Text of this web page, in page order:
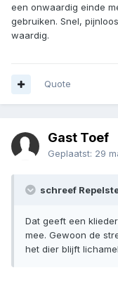
een onwaardig einde
gebruiken. Snel,
waardig.
Quote
Gast Toef
Geplaatst: 29
schreef
Dat geeft een
mee. Gewoon de
het dier blijft